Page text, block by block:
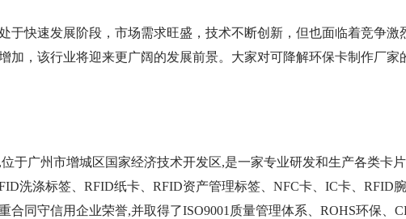
于快速发展阶段，市场需求旺盛，技术不断创新，但也面临着竞争激
加，该行业将迎来更广阔的发展前景。大家对可降解环保卡制作厂家
于广州市增城区国家经济技术开发区,是一家专业研发和生产各类卡片
洗涤标签、RFID纸卡、RFID资产管理标签、NFC卡、IC卡、RFID腕
同守信用企业荣誉,并取得了ISO9001质量管理体系、ROHS环保、